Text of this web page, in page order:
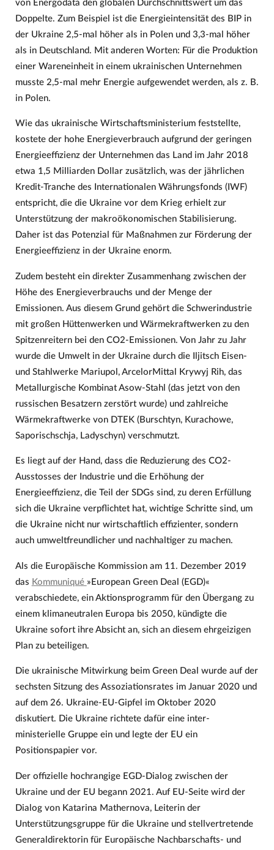
von Energodata den globalen Durchschnittswert um das
Doppelte. Zum Beispiel ist die Energieintensität des BIP in
der Ukraine 2,5-mal höher als in Polen und 3,3-mal höher
als in Deutschland. Mit anderen Worten: Für die Produktion
einer Wareneinheit in einem ukrainischen Unternehmen
musste 2,5-mal mehr Energie aufgewendet werden, als z. B.
in Polen.
Wie das ukrainische Wirtschaftsministerium feststellte,
kostete der hohe Energieverbrauch aufgrund der geringen
Energieeffizienz der Unternehmen das Land im Jahr 2018
etwa 1,5 Milliarden Dollar zusätzlich, was der jährlichen
Kredit-Tranche des Internationalen Währungsfonds (IWF)
entspricht, die die Ukraine vor dem Krieg erhielt zur
Unterstützung der makroökonomischen Stabilisierung.
Daher ist das Potenzial für Maßnahmen zur Förderung der
Energieeffizienz in der Ukraine enorm.
Zudem besteht ein direkter Zusammenhang zwischen der
Höhe des Energieverbrauchs und der Menge der
Emissionen. Aus diesem Grund gehört die Schwerindustrie
mit großen Hüttenwerken und Wärmekraftwerken zu den
Spitzenreitern bei den CO2-Emissionen. Von Jahr zu Jahr
wurde die Umwelt in der Ukraine durch die Iljitsch Eisen-
und Stahlwerke Mariupol, ArcelorMittal Krywyj Rih, das
Metallurgische Kombinat Asow-Stahl (das jetzt von den
russischen Besatzern zerstört wurde) und zahlreiche
Wärmekraftwerke von DTEK (Burschtyn, Kurachowe,
Saporischschja, Ladyschyn) verschmutzt.
Es liegt auf der Hand, dass die Reduzierung des CO2-
Ausstosses der Industrie und die Erhöhung der
Energieeffizienz, die Teil der SDGs sind, zu deren Erfüllung
sich die Ukraine verpflichtet hat, wichtige Schritte sind, um
die Ukraine nicht nur wirtschaftlich effizienter, sondern
auch umweltfreundlicher und nachhaltiger zu machen.
Als die Europäische Kommission am 11. Dezember 2019
das Kommuniqué »European Green Deal (EGD)«
verabschiedete, ein Aktionsprogramm für den Übergang zu
einem klimaneutralen Europa bis 2050, kündigte die
Ukraine sofort ihre Absicht an, sich an diesem ehrgeizigen
Plan zu beteiligen.
Die ukrainische Mitwirkung beim Green Deal wurde auf der
sechsten Sitzung des Assoziationsrates im Januar 2020 und
auf dem 26. Ukraine-EU-Gipfel im Oktober 2020
diskutiert. Die Ukraine richtete dafür eine inter-
ministerielle Gruppe ein und legte der EU ein
Positionspapier vor.
Der offizielle hochrangige EGD-Dialog zwischen der
Ukraine und der EU begann 2021. Auf EU-Seite wird der
Dialog von Katarina Mathernova, Leiterin der
Unterstützungsgruppe für die Ukraine und stellvertretende
Generaldirektorin für Europäische Nachbarschafts- und